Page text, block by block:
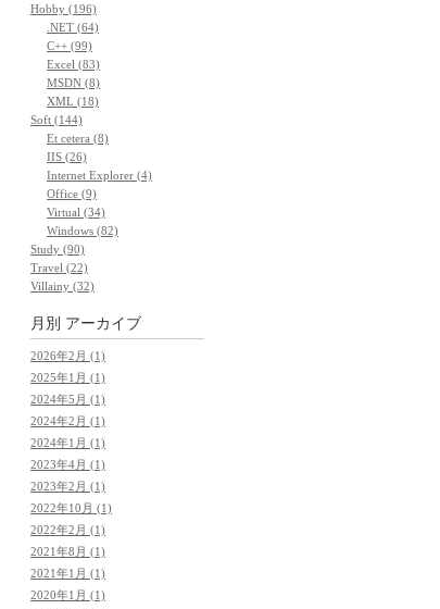
Hobby (196)
.NET (64)
C++ (99)
Excel (83)
MSDN (8)
XML (18)
Soft (144)
Et cetera (8)
IIS (26)
Internet Explorer (4)
Office (9)
Virtual (34)
Windows (82)
Study (90)
Travel (22)
Villainy (32)
月別 アーカイブ
2026年2月 (1)
2025年1月 (1)
2024年5月 (1)
2024年2月 (1)
2024年1月 (1)
2023年4月 (1)
2023年2月 (1)
2022年10月 (1)
2022年2月 (1)
2021年8月 (1)
2021年1月 (1)
2020年1月 (1)